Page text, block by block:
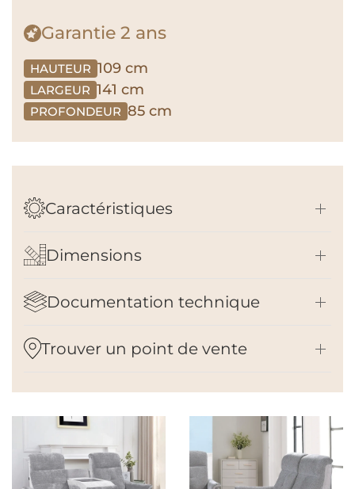
Garantie 2 ans
HAUTEUR 109 cm
LARGEUR 141 cm
PROFONDEUR 85 cm
Caractéristiques
Dimensions
Documentation technique
Trouver un point de vente